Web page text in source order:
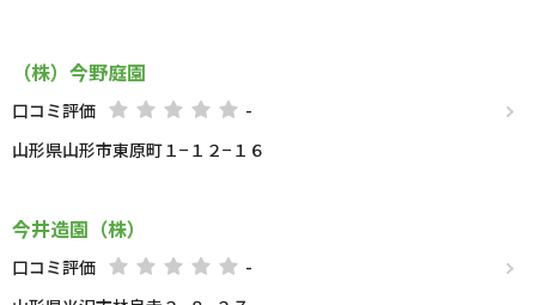
（株）今野庭園
口コミ評価
-
山形県山形市東原町１−１２−１６
今井造園（株）
口コミ評価
-